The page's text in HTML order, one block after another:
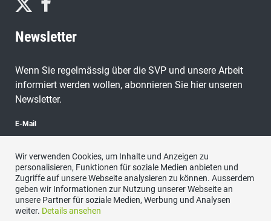
Newsletter
Wenn Sie regelmässig über die SVP und unsere Arbeit
informiert werden wollen, abonnieren Sie hier unseren
Newsletter.
E-Mail
abonnieren
Wir verwenden Cookies, um Inhalte und Anzeigen zu
personalisieren, Funktionen für soziale Medien anbieten und
Zugriffe auf unsere Webseite analysieren zu können. Ausserdem
geben wir Informationen zur Nutzung unserer Webseite an
unsere Partner für soziale Medien, Werbung und Analysen
weiter. Details ansehen